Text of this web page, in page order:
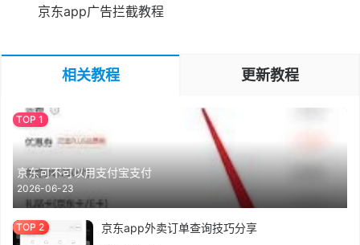
京东app广告拦截教程
相关教程 更新教程
京东可不可以用支付宝支付
2026-06-23
京东app外卖订单查询技巧分享